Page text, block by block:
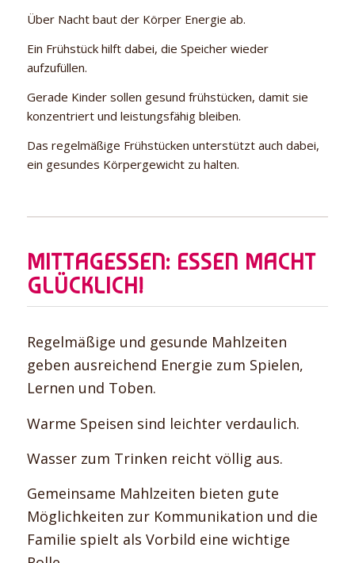
Über Nacht baut der Körper Energie ab.
Ein Frühstück hilft dabei, die Speicher wieder
aufzufüllen.
Gerade Kinder sollen gesund frühstücken, damit sie
konzentriert und leistungsfähig bleiben.
Das regelmäßige Frühstücken unterstützt auch dabei,
ein gesundes Körpergewicht zu halten.
MITTAGESSEN: ESSEN MACHT
GLÜCKLICH!
Regelmäßige und gesunde Mahlzeiten
geben ausreichend Energie zum Spielen,
Lernen und Toben.
Warme Speisen sind leichter verdaulich.
Wasser zum Trinken reicht völlig aus.
Gemeinsame Mahlzeiten bieten gute
Möglichkeiten zur Kommunikation und die
Familie spielt als Vorbild eine wichtige